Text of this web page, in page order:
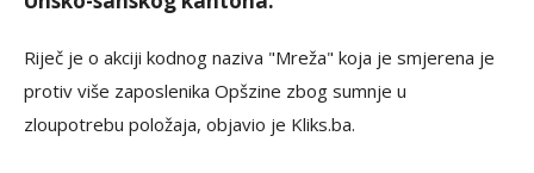
Riječ je o akciji kodnog naziva "Mreža" koja je smjerena je
protiv više zaposlenika Opšzine zbog sumnje u
zloupotrebu položaja, objavio je Kliks.ba.